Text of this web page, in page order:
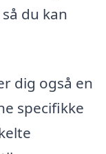
du kan
dig også en
specifikke